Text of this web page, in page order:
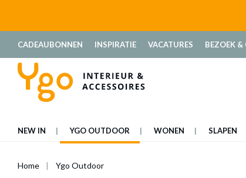
CADEAUBONNEN INSPIRATIE VACATURES BEZOEK &
NEW IN YGO OUTDOOR WONEN SLAPEN
Home Ygo Outdoor